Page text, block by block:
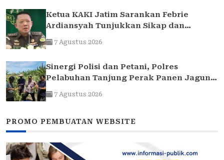
Ketua KAKI Jatim Sarankan Febrie
Ardiansyah Tunjukkan Sikap dan
Hormati Proses Hukum, Bukan Ajukan
Praperadilan
7 Agustus 2026
Sinergi Polisi dan Petani, Polres
Pelabuhan Tanjung Perak Panen Jagung
Pulut Ketan Ungu
7 Agustus 2026
PROMO PEMBUATAN WEBSITE